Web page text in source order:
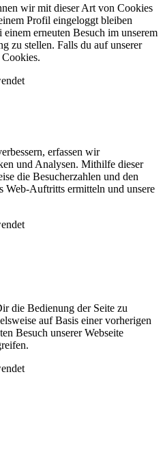
wir mit dieser Art von Cookies
Profil eingeloggt bleiben
erneuten Besuch im unserem
zu stellen. Falls du auf unserer
Cookies.
erfassen wir
und Analysen. Mithilfe dieser
die Besucherzahlen und den
Web-Auftritts ermitteln und unsere
die Bedienung der Seite zu
auf Basis einer vorherigen
Besuch unserer Webseite